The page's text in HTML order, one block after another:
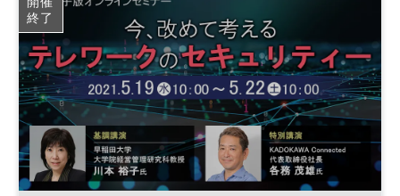
デジタルトランスフォーメーション アート
平日夜開催
終了